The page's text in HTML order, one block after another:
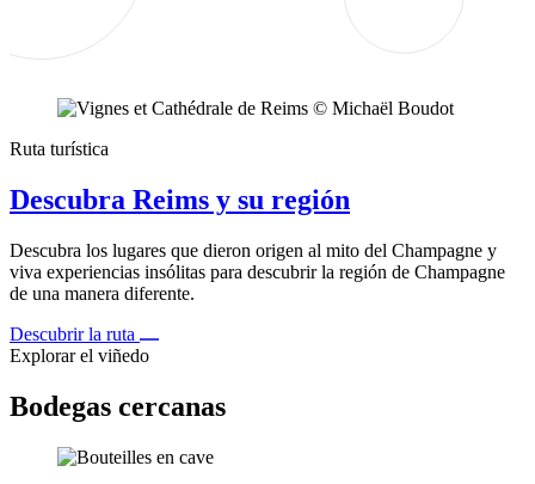
Ruta turística
Descubra Reims y su región
Descubra los lugares que dieron origen al mito del Champagne y
viva experiencias insólitas para descubrir la región de Champagne
de una manera diferente.
Descubrir la ruta
Explorar el viñedo
Bodegas cercanas